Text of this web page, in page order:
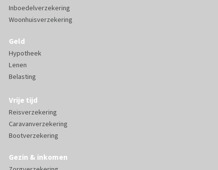
Inboedelverzekering
Woonhuisverzekering
Geld
Hypotheek
Lenen
Belasting
Vrije tijd
Reisverzekering
Caravanverzekering
Bootverzekering
Gezin & inkomen